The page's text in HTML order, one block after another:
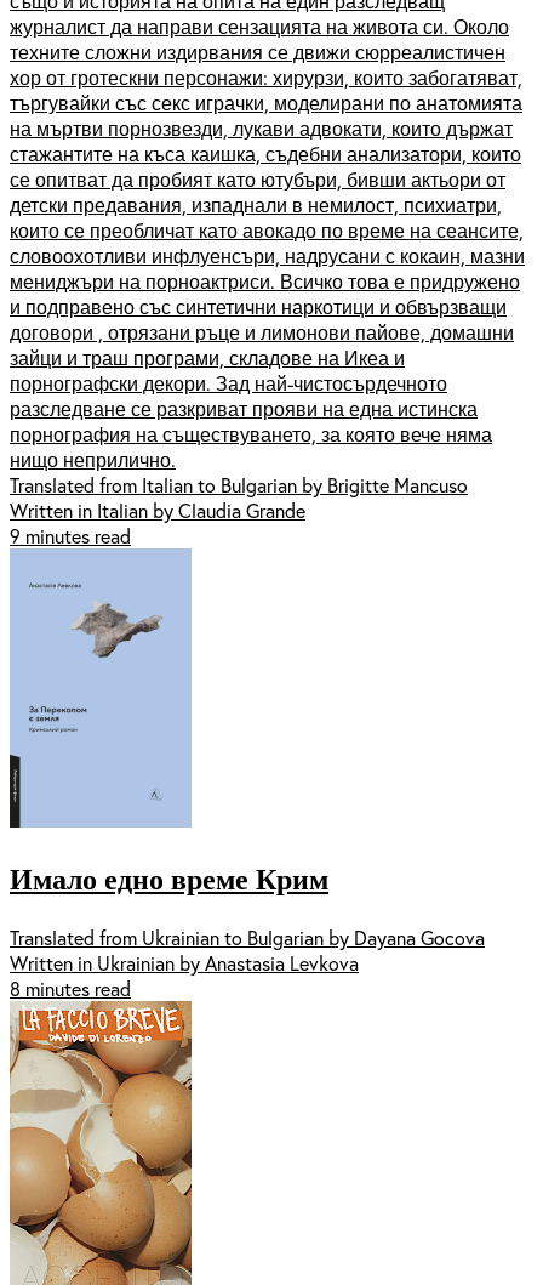
журналист да направи сензацията на живота си. Около
техните сложни издирвания се движи сюрреалистичен
хор от гротескни персонажи: хирурзи, които забогатяват,
търгувайки със секс играчки, моделирани по анатомията
на мъртви порнозвезди, лукави адвокати, които държат
стажантите на къса каишка, съдебни анализатори, които
се опитват да пробият като ютубъри, бивши актьори от
детски предавания, изпаднали в немилост, психиатри,
които се преобличат като авокадо по време на сеансите,
словоохотливи инфлуенсъри, надрусани с кокаин, мазни
мениджъри на порноактриси. Всичко това е придружено
и подправено със синтетични наркотици и обвързващи
договори , отрязани ръце и лимонови пайове, домашни
зайци и траш програми, складове на Икеа и
порнографски декори. Зад най-чистосърдечното
разследване се разкриват прояви на една истинска
порнография на съществуването, за която вече няма
нищо неприлично.
Translated from Italian to Bulgarian by Brigitte Mancuso
Written in Italian by Claudia Grande
9 minutes read
Имало едно време Крим
Translated from Ukrainian to Bulgarian by Dayana Gocova
Written in Ukrainian by Anastasia Levkova
8 minutes read